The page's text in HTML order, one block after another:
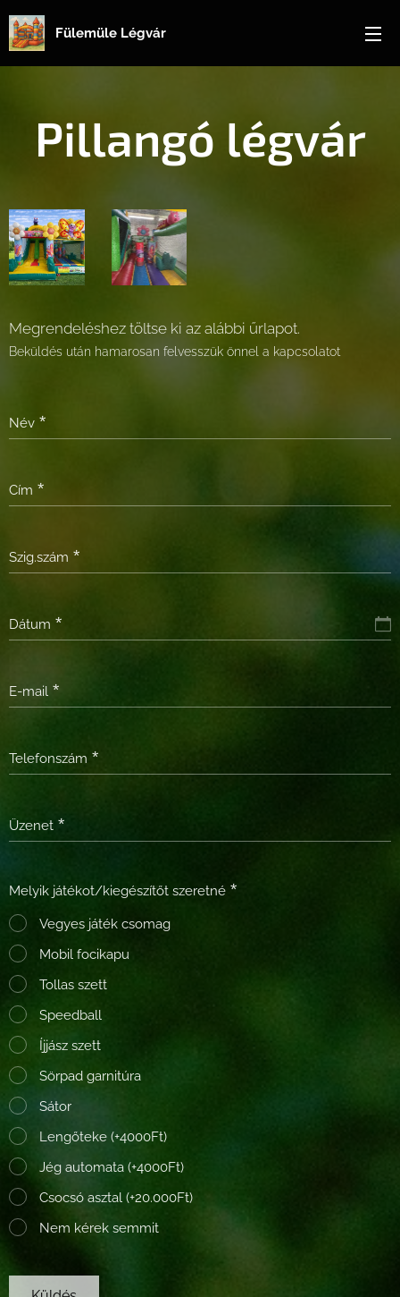
Fülemüle Légvár
Pillangó légvár
Megrendeléshez töltse ki az alábbi űrlapot.
Beküldés után hamarosan felvesszük önnel a kapcsolatot
Név
Cím
Szig.szám
Dátum
E-mail
Telefonszám
Üzenet
Melyik játékot/kiegészítőt szeretné
Vegyes játék csomag
Mobil focikapu
Tollas szett
Speedball
Íjjász szett
Sörpad garnitúra
Sátor
Lengőteke (+4000Ft)
Jég automata (+4000Ft)
Csocsó asztal (+20.000Ft)
Nem kérek semmit